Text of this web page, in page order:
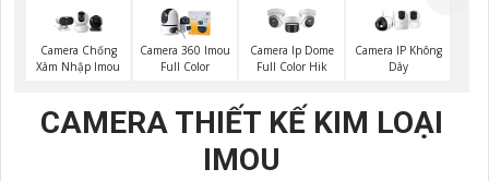
Camera Chống
Xâm Nhập Imou
Camera 360 Imou
Full Color
Camera Ip Dome
Full Color Hik
Camera IP Không
Dây
CAMERA THIẾT KẾ KIM LOẠI
IMOU